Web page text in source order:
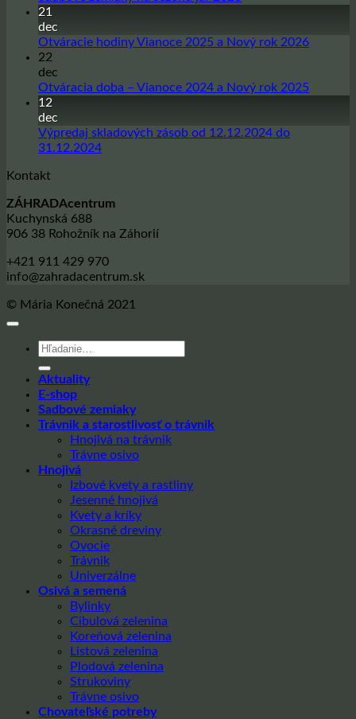
Sadbové
sezónu
21
dec
Otváracie hodiny Vianoce 2025 a Nový rok 2026Žiadne
22
dec
Otváracia doba – Vianoce 2024 a Nový rok 2025Žiadne
12
dec
Výpredaj skladových zásob od 12.12.2024 do
31.12.2024Žiadne
skladových
od
do
31.12.2024
Kontakt
ZÁHRADAcentrum
Kuchynská 688
906 38 Rohožník na Záhorií
+421 911 429 970
info@zahradacentrum.sk
© Mária Konečná 2021
Hľadať:
Aktuality
E-shop
Sadbové zemiaky
Trávnik a starostlivosť o trávnik
Hnojivá na trávnik
Trávne osivo
Hnojivá
Izbové kvety a rastliny
Jesenné hnojivá
Kvety a kríky
Okrasné dreviny
Ovocie
Trávnik
Univerzálne
Osivá a semená
Bylinky
Cibulová zelenina
Koreňová zelenina
Listová zelenina
Plodová zelenina
Strukoviny
Trávne osivo
Chovateľské potreby